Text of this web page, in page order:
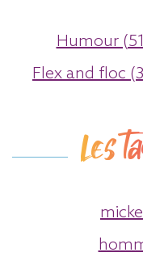
Humour
Flex and floc
Les